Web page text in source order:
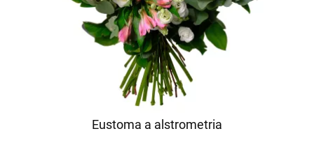
Eustoma a alstrometria